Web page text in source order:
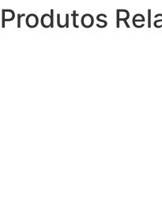
Produtos